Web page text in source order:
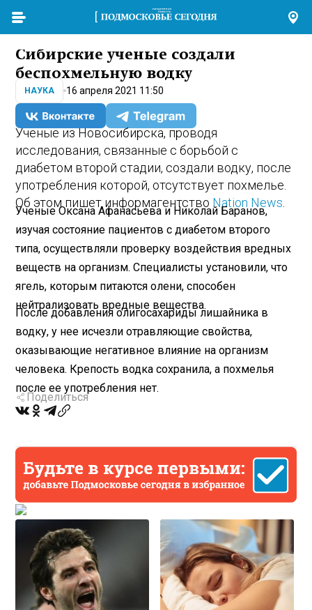
Сибирские ученые создали
беспохмельную водку
НАУКА 16 апреля 2021 11:50
Ученые из Новосибирска, проводя
исследования, связанные с борьбой с
диабетом второй стадии, создали водку, после
употребления которой, отсутствует похмелье.
Об этом пишет информагентство Nation News
Ученые Оксана Афанасьева и Николай Баранов,
изучая состояние пациентов с диабетом второго
типа, осуществляли проверку воздействия вредных
веществ на организм. Специалисты установили, что
ягель, которым питаются олени, способен
нейтрализовать вредные вещества.
После добавления олигосахариды лишайника в
водку, у нее исчезли отравляющие свойства,
оказывающие негативное влияние на организм
человека. Крепость водка сохранила, а похмелья
после ее употребления нет.
Поделиться